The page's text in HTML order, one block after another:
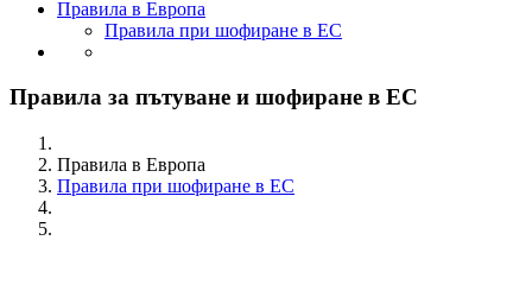
Правила в Европа
Правила при шофиране в ЕС
Правила за пътуване и шофиране в ЕС
Правила в Европа
Правила при шофиране в ЕС